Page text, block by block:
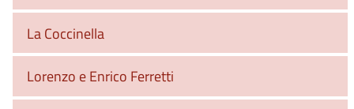
La Coccinella
Lorenzo e Enrico Ferretti